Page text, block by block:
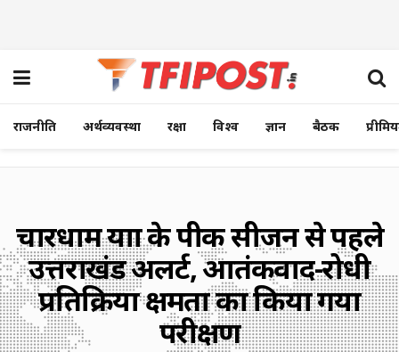
राजनीति अर्थव्यवस्था रक्षा विश्व ज्ञान बैठक
चारधाम यात्रा के पीक सीजन से पहले
उत्तराखंड अलर्ट, आतंकवाद-रोधी
प्रतिक्रिया क्षमता का किया गया
परीक्षण